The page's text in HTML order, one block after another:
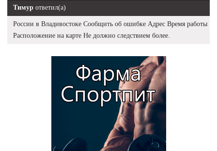
Тимур ответил(а)
России в Владивостоке Сообщить об ошибке Адрес Время работы
Расположение на карте Не должно следствием более.